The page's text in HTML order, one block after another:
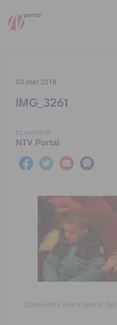
03.mar.2018
IMG_3261
03.mar.2018
NTV Portal